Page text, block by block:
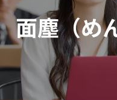
ッ
プ 面塵（め